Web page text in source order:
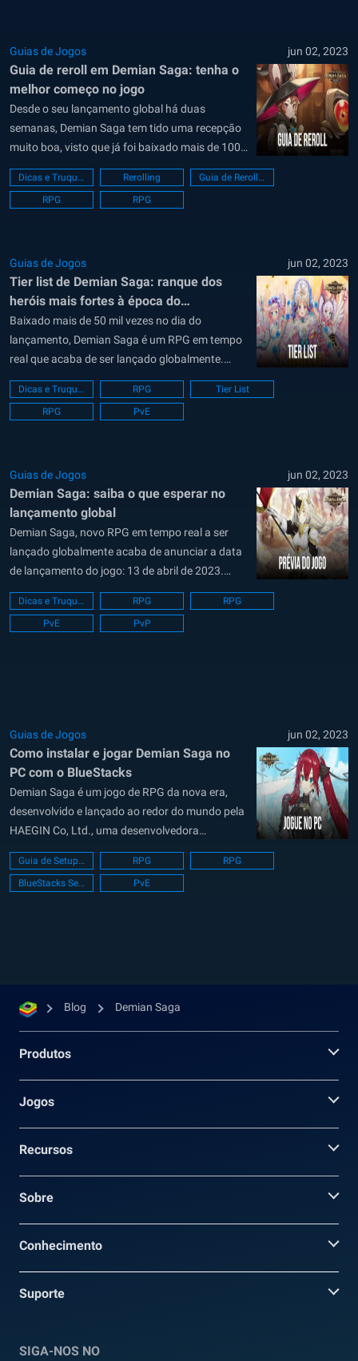
Guias de Jogos jun 02, 2023
Guia de reroll em Demian Saga: tenha o
melhor começo no jogo
Desde o seu lançamento global há duas
semanas, Demian Saga tem tido uma recepção
muito boa, visto que já foi baixado mais de 100
mil vezes. Este jogo foi desenvolvido e publicado
pela desenvolvedora coreana HAEGIN LTD, que é
conhecida por desenvolver jogos de RPG de
Dicas e Truques Rerolling
Guia de Rerolling
RPG
RPG
Guias de Jogos jun 02, 2023
Tier list de Demian Saga: ranque dos
heróis mais fortes à época do
lançamento do jogo
Baixado mais de 50 mil vezes no dia do
lançamento, Demian Saga é um RPG em tempo
real que acaba de ser lançado globalmente.
Demian Saga é um jogo gratuito para jogar que
pode ser baixado tanto na Google Play Store
quanto na iOS App Store. Como este é um...
Dicas e Truques RPG
Tier List
RPG
PvE
Guias de Jogos jun 02, 2023
Demian Saga: saiba o que esperar no
lançamento global
Demian Saga, novo RPG em tempo real a ser
lançado globalmente acaba de anunciar a data
de lançamento do jogo: 13 de abril de 2023.
Desenvolvido e publicado pela coreana HAEGIN
Co., espera-se que o jogo seja lançado em
diversas línguas, assim como aconteceu com
Dicas e Truques RPG
RPG
PvE
PvP
Guias de Jogos jun 02, 2023
Como instalar e jogar Demian Saga no
PC com o BlueStacks
Demian Saga é um jogo de RPG da nova era,
desenvolvido e lançado ao redor do mundo pela
HAEGIN Co, Ltd., uma desenvolvedora
localizada na Coreia que já trabalhou em
OVERDOX, Homerun Clash, Extreme Golf e
outros jogos bem conhecidos. Demian Saga foi
Guia de Setup de PC RPG
RPG
BlueStacks Setup
PvE
Blog Demian Saga
Produtos
Jogos
Recursos
Sobre
Conhecimento
Suporte
SIGA-NOS NO